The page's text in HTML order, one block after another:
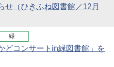
せ（ひきふね図書館／12月
緑
どコンサートin緑図書館」を